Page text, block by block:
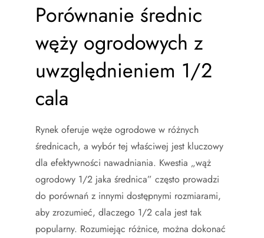
Porównanie średnic
węży ogrodowych z
uwzględnieniem 1/2
cala
Rynek oferuje węże ogrodowe w różnych
średnicach, a wybór tej właściwej jest kluczowy
dla efektywności nawadniania. Kwestia „wąż
ogrodowy 1/2 jaka średnica” często prowadzi
do porównań z innymi dostępnymi rozmiarami,
aby zrozumieć, dlaczego 1/2 cala jest tak
popularny. Rozumiejąc różnice, można dokonać